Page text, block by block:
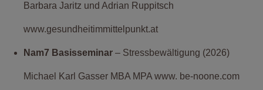
Barbara Jaritz und Adrian Ruppitsch
www.gesundheitimmittelpunkt.at
Nam7 Basisseminar– Stressbewältigung (2026)
Michael Karl Gasser MBA MPA www. be-noone.com